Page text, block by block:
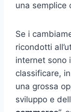
una semplice
Se i
ricondotti
internet sono
classificare,
una grossa
sviluppo e